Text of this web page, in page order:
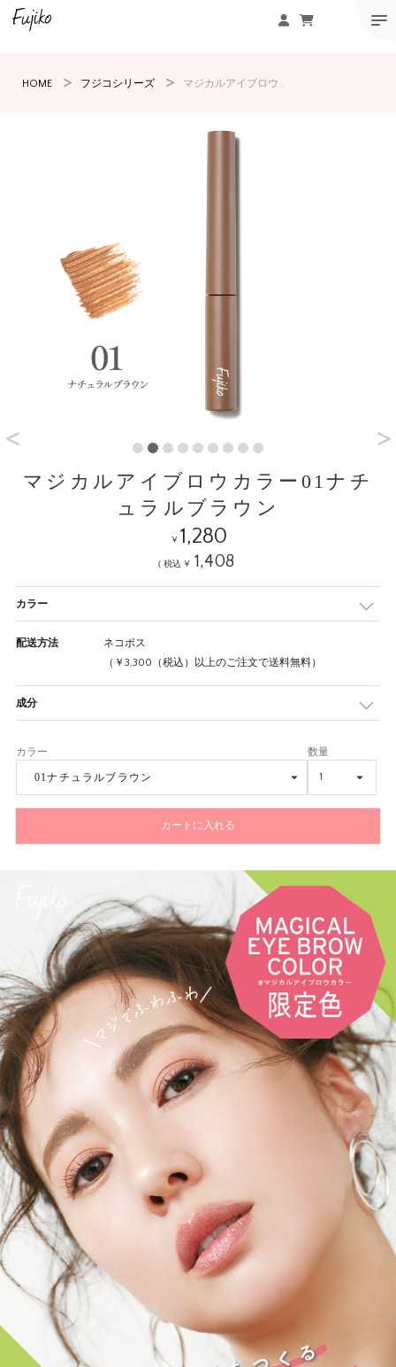
HOME フジコシリーズ マジカルアイブロウカラー01ナチュラルブラウン
マジカルアイブロウカラー01ナチ
ュラルブラウン
¥ 1,280
¥ 1,408
カラー
配送方法
ネコポス
（￥3,300（税込）以上のご注文で送料無料）
成分
01ナチュラルブラウン
カートに入れる